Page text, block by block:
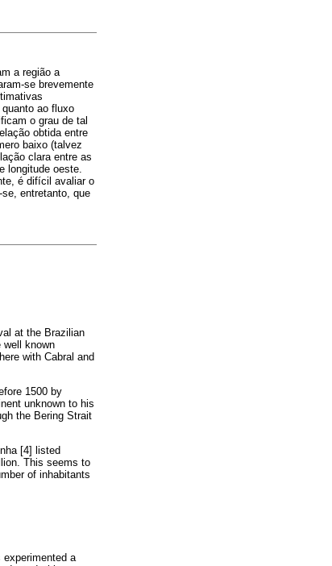
a região a
se brevemente
ao fluxo
o grau de tal
obtida entre
baixo (talvez
clara entre as
longitude oeste.
é difícil avaliar o
entretanto, que
at the Brazilian
well known
with Cabral and
1500 by
unknown to his
the Bering Strait
[4] listed
This seems to
of inhabitants
a